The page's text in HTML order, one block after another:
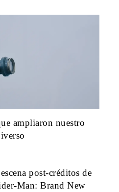
ampliaron nuestro
post-créditos de
Man: Brand New